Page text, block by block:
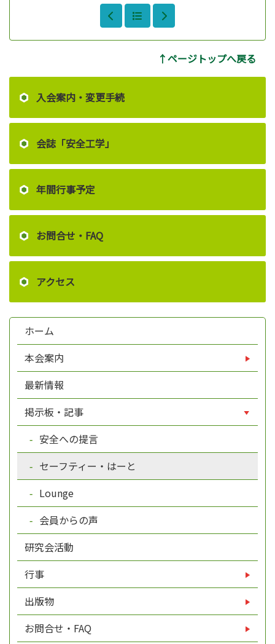
入会案内・変更手続
会誌「安全工学」
年間行事予定
お問合せ・FAQ
アクセス
ホーム
本会案内
最新情報
掲示板・記事
安全への提言
セーフティー・はーと
Lounge
会員からの声
研究会活動
行事
出版物
お問合せ・FAQ
↑ページトップへ戻る